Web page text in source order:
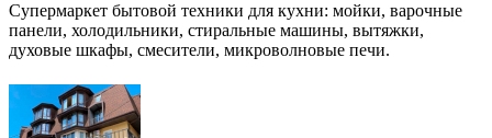
Супермаркет бытовой техники для кухни: мойки, варочные
панели, холодильники, стиральные машины, вытяжки,
духовые шкафы, смесители, микроволновые печи.